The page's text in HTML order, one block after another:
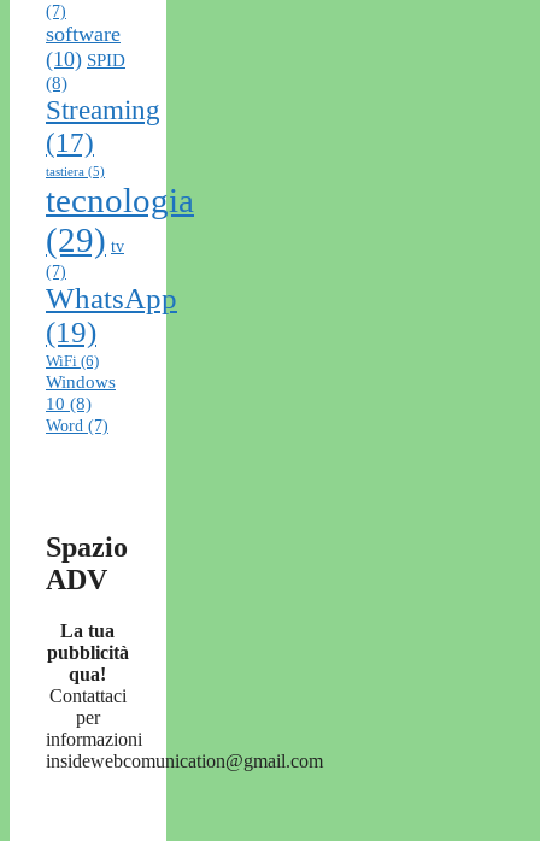
(7)
software
(10) SPID
(8)
Streaming
(17)
tastiera (5)
tecnologia
(29) tv
(7)
WhatsApp
(19)
WiFi (6)
Windows
10 (8)
Word (7)
Spazio
ADV
La tua
pubblicità
qua!
Contattaci
per
informazioni
insidewebcomunication@gmail.com